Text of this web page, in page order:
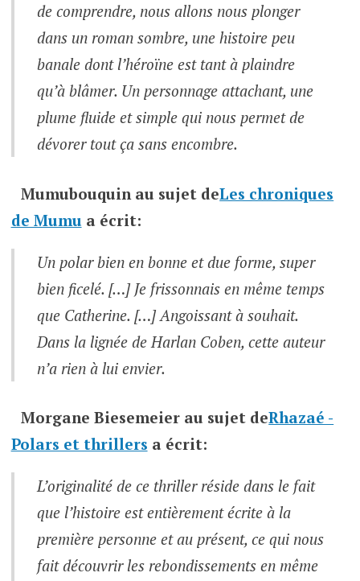
de comprendre, nous allons nous plonger
dans un roman sombre, une histoire peu
banale dont l’héroïne est tant à plaindre
qu’à blâmer. Un personnage attachant, une
plume fluide et simple qui nous permet de
dévorer tout ça sans encombre.
Mumubouquin au sujet deLes chroniques
de Mumu a écrit:
Un polar bien en bonne et due forme, super
bien ficelé. […] Je frissonnais en même temps
que Catherine. […] Angoissant à souhait.
Dans la lignée de Harlan Coben, cette auteur
n’a rien à lui envier.
Morgane Biesemeier au sujet deRhazaé -
Polars et thrillers a écrit:
L’originalité de ce thriller réside dans le fait
que l’histoire est entièrement écrite à la
première personne et au présent, ce qui nous
fait découvrir les rebondissements en même